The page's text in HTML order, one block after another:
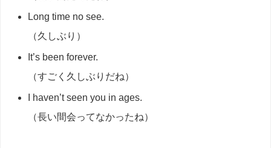
Long time no see.
（久しぶり）
It’s been forever.
（すごく久しぶりだね）
I haven’t seen you in ages.
（長い間会ってなかったね）